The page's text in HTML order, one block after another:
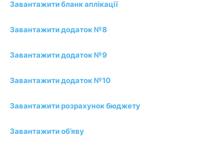
Завантажити бланк аплікації
Завантажити додаток №8
Завантажити додаток №9
Завантажити додаток №10
Завантажити розрахунок бюджету
Завантажити об’яву